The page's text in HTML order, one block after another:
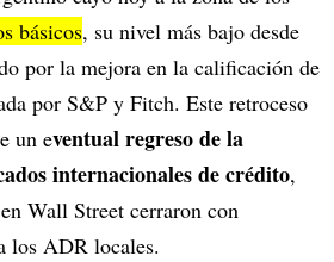
básicos, su nivel más bajo desde
por la mejora en la calificación de
por S&P y Fitch. Este retroceso
un eventual regreso de la
internacionales de crédito,
Wall Street cerraron con
los ADR locales.